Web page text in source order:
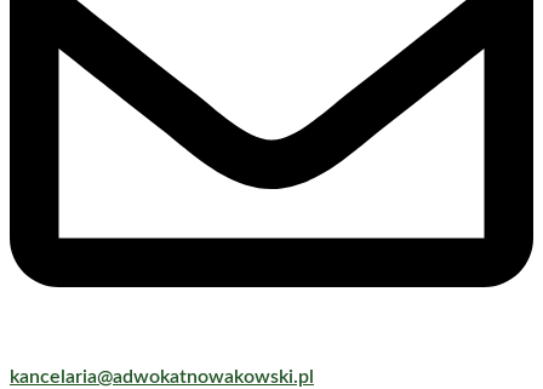
kancelaria@adwokatnowakowski.pl